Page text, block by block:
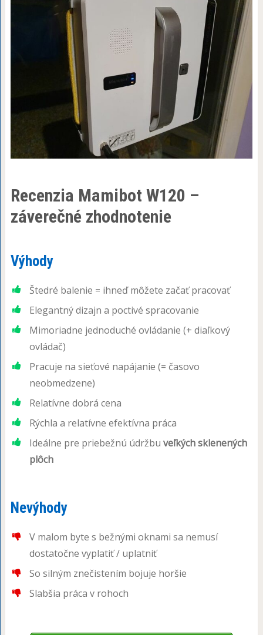
Recenzia Mamibot W120 –
záverečné zhodnotenie
Výhody
Štedré balenie = ihneď môžete začať pracovať
Elegantný dizajn a poctivé spracovanie
Mimoriadne jednoduché ovládanie (+ diaľkový
ovládač)
Pracuje na sieťové napájanie (= časovo
neobmedzene)
Relatívne dobrá cena
Rýchla a relatívne efektívna práca
Ideálne pre priebežnú údržbu veľkých sklenených
plôch
Nevýhody
V malom byte s bežnými oknami sa nemusí
dostatočne vyplatiť / uplatniť
So silným znečistením bojuje horšie
Slabšia práca v rohoch